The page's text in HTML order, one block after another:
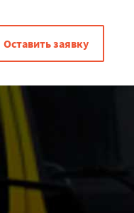
Оставить заявку